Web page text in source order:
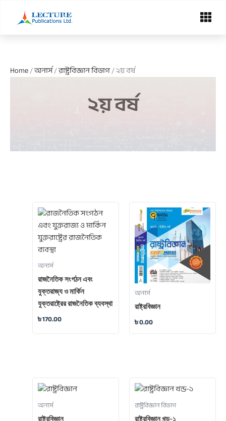
Menu
Home/অনার্স/রাষ্ট্রবিজ্ঞান বিভাগ/ ২য় বর্ষ
২য় বর্ষ
অনার্স
রাজনৈতিক সংগঠন এবং
যুক্তরাজ্য ও মার্কিন
যুক্তরাষ্ট্রের রাজনৈতিক ব্যবস্থা
৳170.00
অনার্স
রাষ্ট্রবিজ্ঞান
৳0.00
অনার্স
রাষ্ট্রবিজ্ঞান
রাষ্ট্রবিজ্ঞান বিভাগ
রাষ্ট্রবিজ্ঞান খন্ড-১